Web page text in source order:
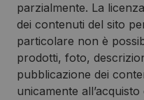
parzialmente. La
dei contenuti del sito
particolare non è
prodotti, foto,
pubblicazione dei
unicamente